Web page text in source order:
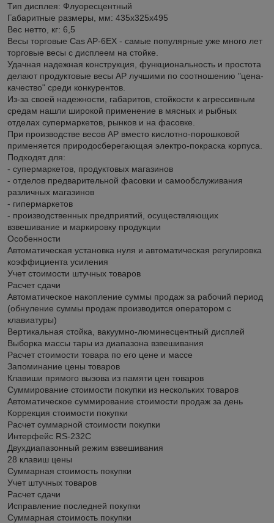
Тип дисплея: Флуоресцентный
Габаритные размеры, мм: 435x325x495
Вес нетто, кг: 6,5
Весы торговые Cas AP-6EX - самые популярные уже много лет
торговые весы с дисплеем на стойке.
Удачная надежная конструкция, функциональность и простота
делают продуктовые весы АР лучшими по соотношению "цена-
качество" среди конкурентов.
Из-за своей надежности, габаритов, стойкости к агрессивным
средам нашли широкой применение в мясных и рыбных
отделах супермаркетов, рынков и на фасовке.
При производстве весов AP вместо кислотно-порошковой
применяется природосберегающая электро-покраска корпуса.
Подходят для:
- супермаркетов, продуктовых магазинов
- отделов предварительной фасовки и самообслуживания
различных магазинов
- гипермаркетов
- производственных предприятий, осуществляющих
взвешивание и маркировку продукции
Особенности
Автоматическая установка нуля и автоматическая регулировка
коэффициента усиления
Учет стоимости штучных товаров
Расчет сдачи
Автоматическое накопление суммы продаж за рабочий период
(обнуление суммы продаж производится оператором с
клавиатуры)
Вертикальная стойка, вакуумно-люминесцентный дисплей
Выборка массы тары из диапазона взвешивания
Расчет стоимости товара по его цене и массе
Запоминание цены товаров
Клавиши прямого вызова из памяти цен товаров
Суммирование стоимости покупки из нескольких товаров
Автоматическое суммирование стоимости продаж за день
Коррекция стоимости покупки
Расчет суммарной стоимости покупки
Интерфейс RS-232C
Двухдиапазонный режим взвешивания
28 клавиш цены
Суммарная стоимость покупки
Учет штучных товаров
Расчет сдачи
Исправление последней покупки
Суммарная стоимость покупки